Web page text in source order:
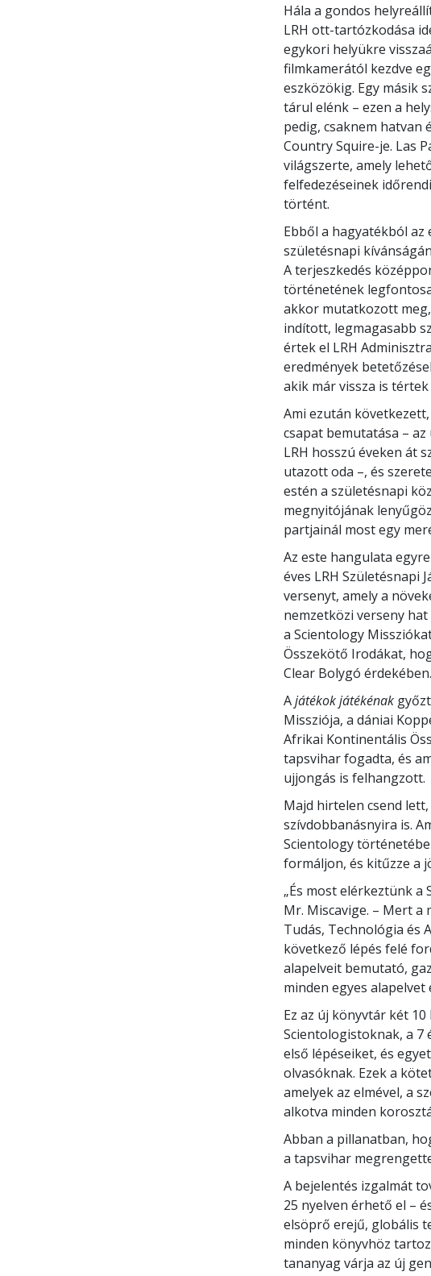
Hála a gondos
LRH ott-tartózkodása
egykori helyükre
filmkamerától kezdve
eszközökig. Egy másik
tárul elénk – ezen a
pedig, csaknem hatvan
Country Squire-je. Las
világszerte, amely
felfedezéseinek
történt.
Ebből a hagyatékból
születésnapi
A terjeszkedés
történetének
akkor mutatkozott
indított, legmagasabb
értek el LRH
eredmények
akik már vissza is
Ami ezután
csapat bemutatása –
LRH hosszú éveken át
utazott oda –, és
estén a születésnapi
megnyitójának
partjainál most egy
Az este hangulata
éves LRH Születésnapi
versenyt, amely a
nemzetközi verseny
a Scientology
Összekötő Irodákat,
Clear Bolygó érdekében.
Ajátékok játékénak
Missziója, a dániai
Afrikai Kontinentális
tapsvihar fogadta, és
ujjongás is felhangzott.
Majd hirtelen csend
szívdobbanásnyira is.
Scientology
formáljon, és kitűzze a
„És most elérkeztünk a
Mr. Miscavige. – Mert a
Tudás, Technológia és
következő lépés felé
alapelveit bemutató,
minden egyes
Ez az új könyvtár két
Scientologistoknak, a 7
első lépéseiket, és
olvasóknak. Ezek a
amelyek az elmével, a
alkotva minden
Abban a pillanatban,
a tapsvihar
A bejelentés izgalmát
25 nyelven érhető el –
elsöprő erejű, globális
minden könyvhöz
tananyag várja az új